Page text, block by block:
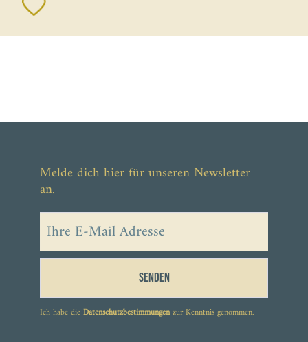
Melde dich hier für unseren Newsletter
an.
Senden
Ich habe dieDatenschutzbestimmungenzur Kenntnis genommen.